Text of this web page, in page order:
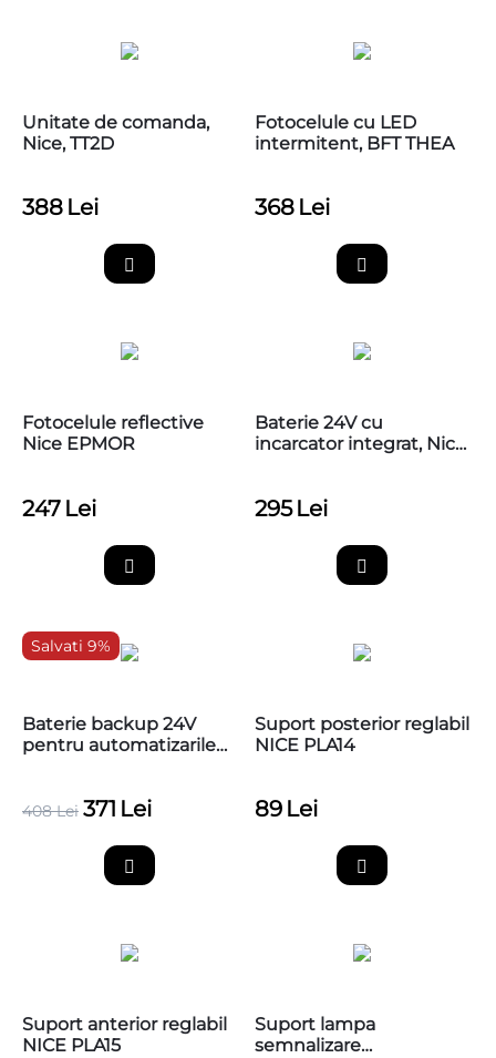
Unitate de comanda,
Nice, TT2D
388 Lei
Fotocelule cu LED
intermitent, BFT THEA
368 Lei
Fotocelule reflective
Nice EPMOR
247 Lei
Baterie 24V cu
incarcator integrat, Nice
295 Lei
Salvati 9%
Baterie backup 24V
pentru automatizarile
408 Lei 371 Lei
Suport posterior reglabil
NICE PLA14
89 Lei
Suport anterior reglabil
NICE PLA15
Suport lampa
semnalizare